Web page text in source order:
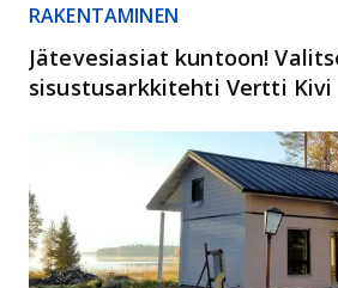
RAKENTAMINEN
Jätevesiasiat kuntoon!
sisustusarkkitehti Vertti Kivi